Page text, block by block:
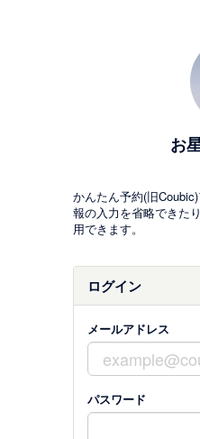
お
かんたん予約(旧
報の入力を省略できた
用できます。
ログイン
メールアドレス
パスワード